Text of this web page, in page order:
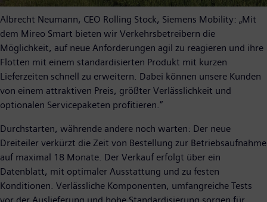
Albrecht Neumann, CEO Rolling Stock, Siemens Mobility: „Mit
dem Mireo Smart bieten wir Verkehrsbetreibern die
Möglichkeit, auf neue Anforderungen agil zu reagieren und ihre
Flotten mit einem standardisierten Produkt mit kurzen
Lieferzeiten schnell zu erweitern. Dabei können unsere Kunden
von einem attraktiven Preis, größter Verlässlichkeit und
optionalen Servicepaketen profitieren.“
Durchstarten, währende andere noch warten: Der neue
Dreiteiler verkürzt die Zeit von Bestellung zur Betriebsaufnahme
auf maximal 18 Monate. Der Verkauf erfolgt über ein
Datenblatt, mit optimaler Ausstattung und zu festen
Konditionen. Verlässliche Komponenten, umfangreiche Tests